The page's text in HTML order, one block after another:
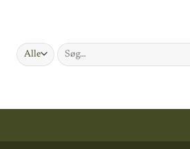
Søg
efter: